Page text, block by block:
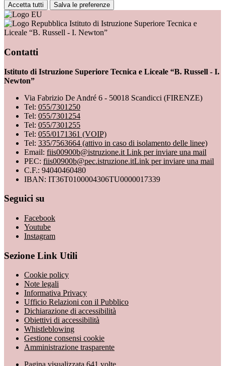
Accetta tutti Salva le preferenze
Istituto di Istruzione Superiore Tecnica e
Liceale “B. Russell - I. Newton”
Contatti
Istituto di Istruzione Superiore Tecnica e Liceale “B. Russell - I.
Newton”
Via Fabrizio De André 6 - 50018 Scandicci (FIRENZE)
Tel: 055/7301250
Tel: 055/7301254
Tel: 055/7301255
Tel: 055/0171361 (VOIP)
Tel: 335/7563664 (attivo in caso di isolamento delle linee)
Email: fiis00900b@istruzione.it Link per inviare una mail
PEC: fiis00900b@pec.istruzione.itLink per inviare una mail
C.F.: 94040460480
IBAN: IT36T0100004306TU0000017339
Seguici su
Facebook
Youtube
Instagram
Sezione Link Utili
Cookie policy
Note legali
Informativa Privacy
Ufficio Relazioni con il Pubblico
Dichiarazione di accessibilità
Obiettivi di accessibilità
Whistleblowing
Gestione consensi cookie
Amministrazione trasparente